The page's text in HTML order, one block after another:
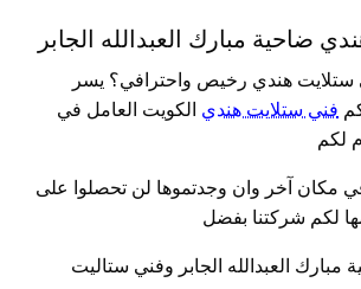
ضاحية مبارك العبدالله الجابر
هندي رخيص واحترافي؟ يسر
فني ستلايت هندي الكويت العامل في
لكم
في مكان آخر وان وجدتموها لن تحصلوا على
لكم شركتنا بفضل
مبارك العبدالله الجابر وفني ستاليت